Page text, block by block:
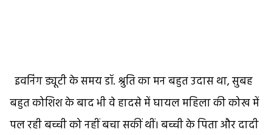
इवनिंग ड्यूटी के समय डॉ. श्रुति का मन बहुत उदास था, सुबह
बहुत कोशिश के बाद भी वे हादसे में घायल महिला की कोख में
पल रही बच्ची को नहीं बचा सकीं थीं। बच्ची के पिता और दादी